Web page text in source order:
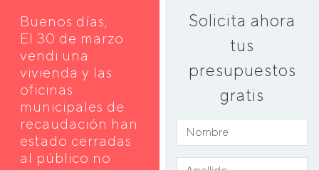
Buenos días,
El 30 de marzo
vendi una
vivienda y las
oficinas
municipales de
recaudación han
estado cerradas
al público no
Solicita ahora
tus
presupuestos
gratis